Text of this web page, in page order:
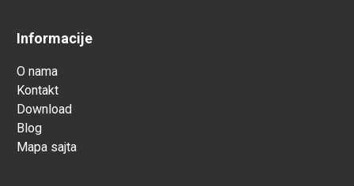
Informacije
O nama
Kontakt
Download
Blog
Mapa sajta